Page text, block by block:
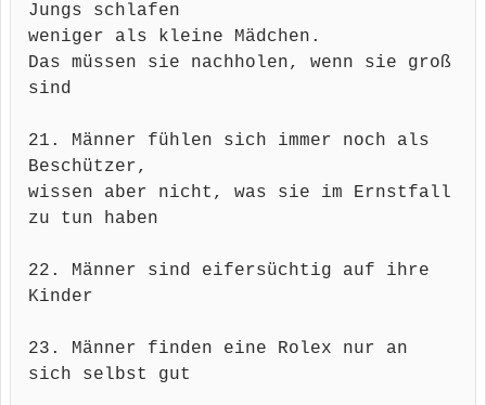
Jungs schlafen
weniger als kleine Mädchen.
Das müssen sie nachholen, wenn sie groß
sind
21. Männer fühlen sich immer noch als
Beschützer,
wissen aber nicht, was sie im Ernstfall
zu tun haben
22. Männer sind eifersüchtig auf ihre
Kinder
23. Männer finden eine Rolex nur an
sich selbst gut